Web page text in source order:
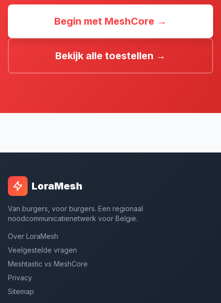
Begin met MeshCore →
Bekijk alle toestellen →
LoraMesh
Van burgers, voor burgers. Een regionaal
noodcommunicatienetwerk voor België.
Over LoraMesh
Veelgestelde vragen
Meshtastic vs MeshCore
Privacy
Sitemap